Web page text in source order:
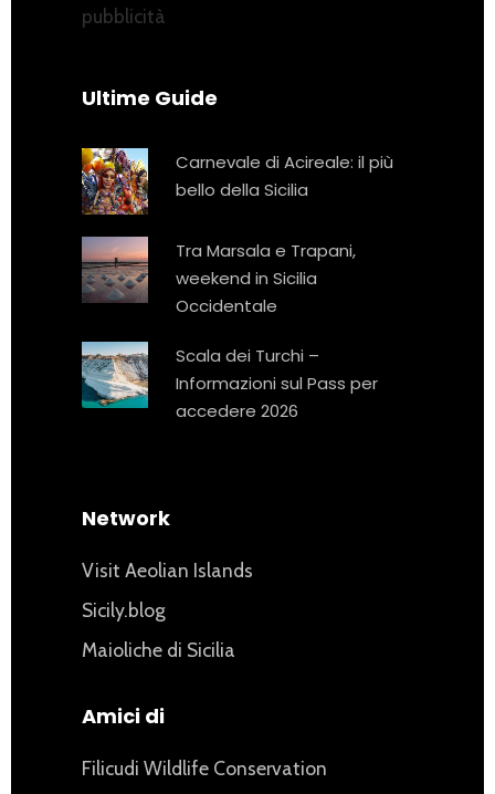
pubblicità
Ultime Guide
Carnevale di Acireale: il più
bello della Sicilia
Tra Marsala e Trapani,
weekend in Sicilia
Occidentale
Scala dei Turchi –
Informazioni sul Pass per
accedere 2026
Network
Visit Aeolian Islands
Sicily.blog
Maioliche di Sicilia
Amici di
Filicudi Wildlife Conservation